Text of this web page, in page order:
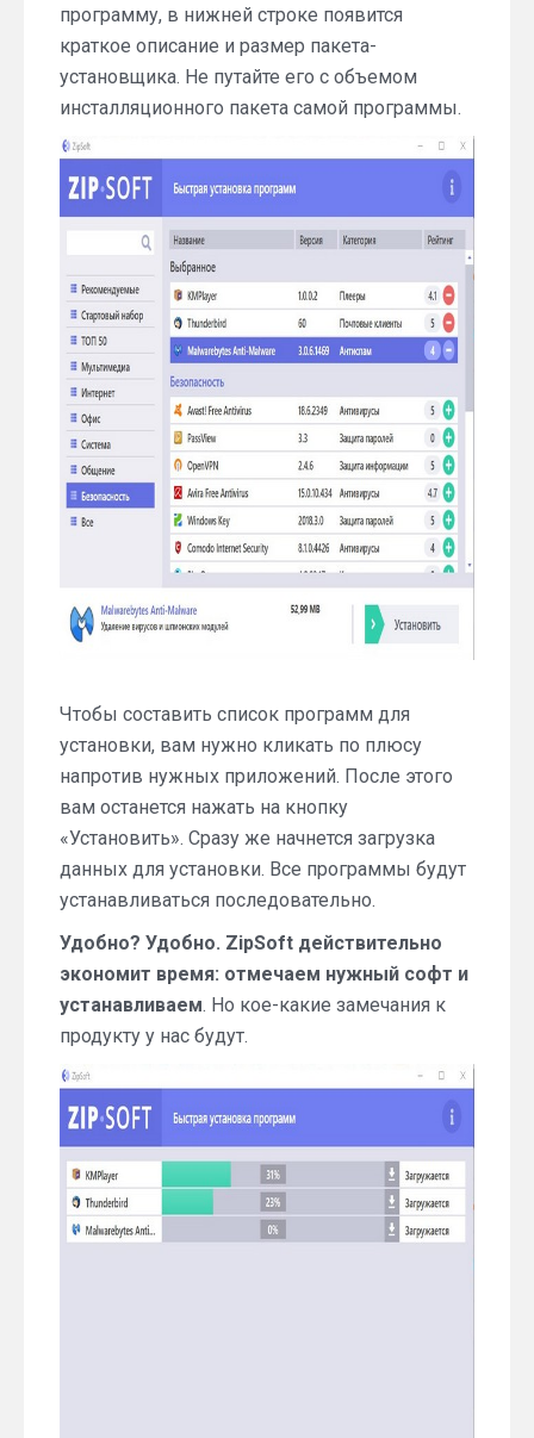
программу, в нижней строке появится
краткое описание и размер пакета-
установщика. Не путайте его с объемом
инсталляционного пакета самой программы.
Чтобы составить список программ для
установки, вам нужно кликать по плюсу
напротив нужных приложений. После этого
вам останется нажать на кнопку
«Установить». Сразу же начнется загрузка
данных для установки. Все программы будут
устанавливаться последовательно.
Удобно? Удобно. ZipSoft действительно
экономит время: отмечаем нужный софт и
устанавливаем. Но кое-какие замечания к
продукту у нас будут.